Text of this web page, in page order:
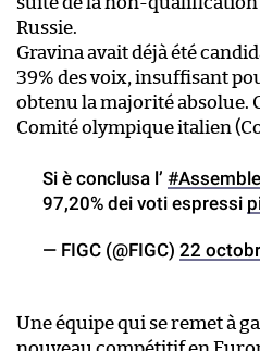
Russie.
Gravina avait déjà été
39% des voix, insuffisant
obtenu la majorité absolue.
Comité olympique italien
Si è conclusa l’
97,20% dei voti espressi
— FIGC (@FIGC) 22
Une équipe qui se remet à